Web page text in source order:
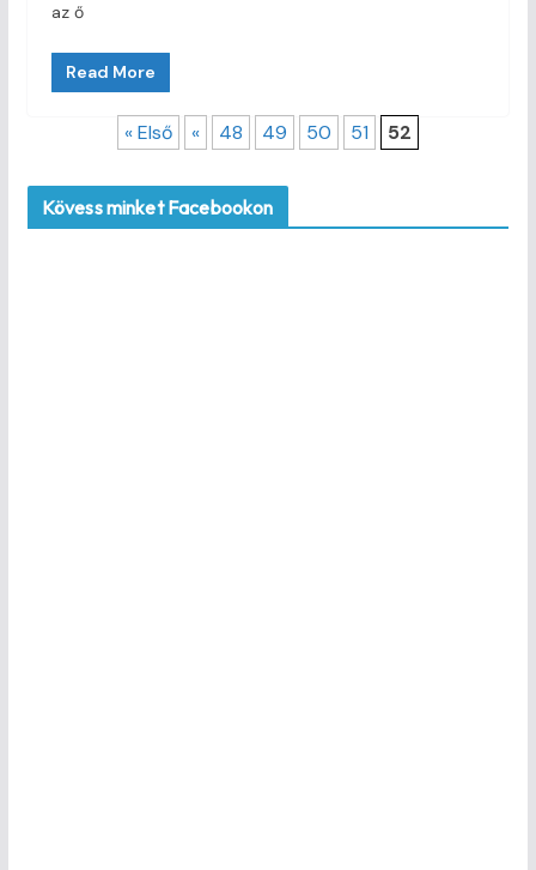
az ő
Read More
« Első « 48 49 50 51 52
Kövess minket Facebookon